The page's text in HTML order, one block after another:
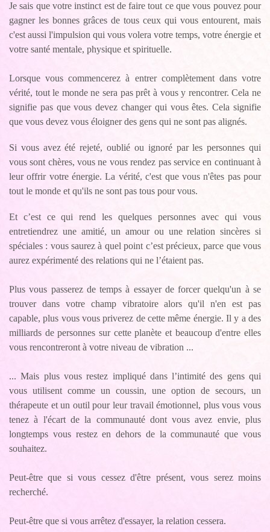
Je sais que votre instinct est de faire tout ce que vous pouvez pour
gagner les bonnes grâces de tous ceux qui vous entourent, mais
c'est aussi l'impulsion qui vous volera votre temps, votre énergie et
votre santé mentale, physique et spirituelle.
Lorsque vous commencerez à entrer complètement dans votre
vérité, tout le monde ne sera pas prêt à vous y rencontrer. Cela ne
signifie pas que vous devez changer qui vous êtes. Cela signifie
que vous devez vous éloigner des gens qui ne sont pas alignés.
Si vous avez été rejeté, oublié ou ignoré par les personnes qui
vous sont chères, vous ne vous rendez pas service en continuant à
leur offrir votre énergie. La vérité, c'est que vous n'êtes pas pour
tout le monde et qu'ils ne sont pas tous pour vous.
Et c’est ce qui rend les quelques personnes avec qui vous
entretiendrez une amitié, un amour ou une relation sincères si
spéciales : vous saurez à quel point c’est précieux, parce que vous
aurez expérimenté des relations qui ne l’étaient pas.
Plus vous passerez de temps à essayer de forcer quelqu'un à se
trouver dans votre champ vibratoire alors qu'il n'en est pas
capable, plus vous vous priverez de cette même énergie. Il y a des
milliards de personnes sur cette planète et beaucoup d'entre elles
vous rencontreront à votre niveau de vibration ...
... Mais plus vous restez impliqué dans l’intimité des gens qui
vous utilisent comme un coussin, une option de secours, un
thérapeute et un outil pour leur travail émotionnel, plus vous vous
tenez à l'écart de la communauté dont vous avez envie, plus
longtemps vous restez en dehors de la communauté que vous
souhaitez.
Peut-être que si vous cessez d'être présent, vous serez moins
recherché.
Peut-être que si vous arrêtez d'essayer, la relation cessera.